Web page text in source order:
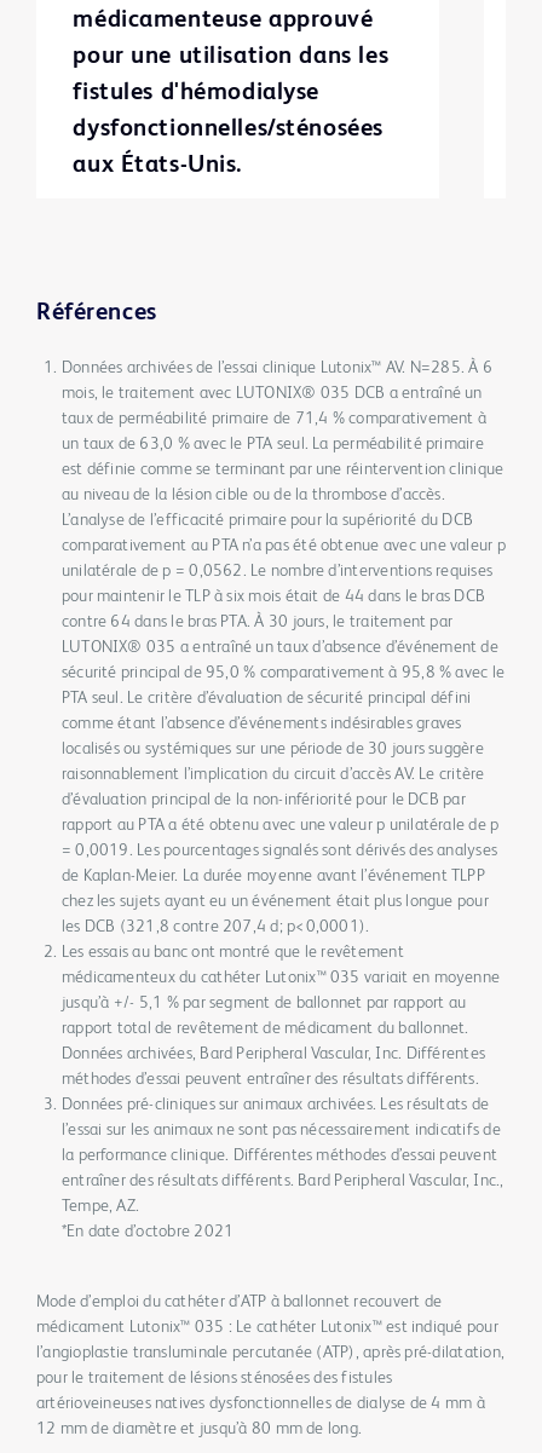
médicamenteuse approuvé
pour une utilisation dans les
fistules d'hémodialyse
dysfonctionnelles/sténosées
aux États-Unis.
Références
Données archivées de l’essai clinique Lutonix™ AV. N=285. À 6
mois, le traitement avec LUTONIX® 035 DCB a entraîné un
taux de perméabilité primaire de 71,4 % comparativement à
un taux de 63,0 % avec le PTA seul. La perméabilité primaire
est définie comme se terminant par une réintervention clinique
au niveau de la lésion cible ou de la thrombose d’accès.
L’analyse de l’efficacité primaire pour la supériorité du DCB
comparativement au PTA n’a pas été obtenue avec une valeur p
unilatérale de p = 0,0562. Le nombre d’interventions requises
pour maintenir le TLP à six mois était de 44 dans le bras DCB
contre 64 dans le bras PTA. À 30 jours, le traitement par
LUTONIX® 035 a entraîné un taux d’absence d’événement de
sécurité principal de 95,0 % comparativement à 95,8 % avec le
PTA seul. Le critère d’évaluation de sécurité principal défini
comme étant l’absence d’événements indésirables graves
localisés ou systémiques sur une période de 30 jours suggère
raisonnablement l’implication du circuit d’accès AV. Le critère
d’évaluation principal de la non-infériorité pour le DCB par
rapport au PTA a été obtenu avec une valeur p unilatérale de p
= 0,0019. Les pourcentages signalés sont dérivés des analyses
de Kaplan-Meier. La durée moyenne avant l’événement TLPP
chez les sujets ayant eu un événement était plus longue pour
les DCB (321,8 contre 207,4 d; p<0,0001).
Les essais au banc ont montré que le revêtement
médicamenteux du cathéter Lutonix™ 035 variait en moyenne
jusqu’à +/- 5,1 % par segment de ballonnet par rapport au
rapport total de revêtement de médicament du ballonnet.
Données archivées, Bard Peripheral Vascular, Inc. Différentes
méthodes d’essai peuvent entraîner des résultats différents.
Données pré-cliniques sur animaux archivées. Les résultats de
l’essai sur les animaux ne sont pas nécessairement indicatifs de
la performance clinique. Différentes méthodes d’essai peuvent
entraîner des résultats différents. Bard Peripheral Vascular, Inc.,
Tempe, AZ.
*En date d’octobre 2021
Mode d’emploi du cathéter d’ATP à ballonnet recouvert de
médicament Lutonix™ 035 : Le cathéter Lutonix™ est indiqué pour
l’angioplastie transluminale percutanée (ATP), après pré-dilatation,
pour le traitement de lésions sténosées des fistules
artérioveineuses natives dysfonctionnelles de dialyse de 4 mm à
12 mm de diamètre et jusqu’à 80 mm de long.